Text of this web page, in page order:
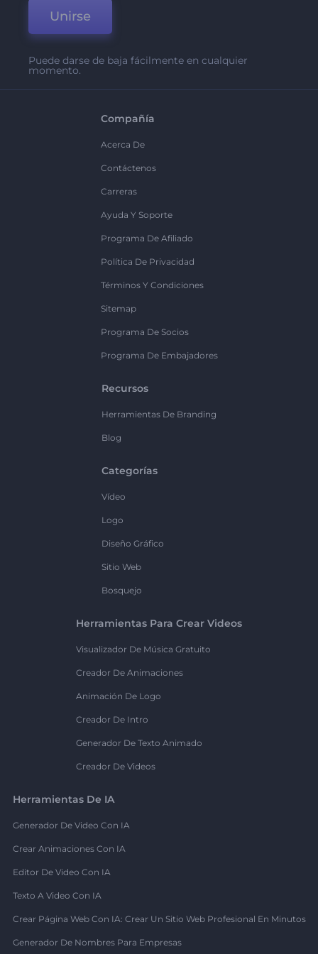
Unirse
Puede darse de baja fácilmente en cualquier
momento.
Compañía
Acerca De
Contáctenos
Carreras
Ayuda Y Soporte
Programa De Afiliado
Política De Privacidad
Términos Y Condiciones
Sitemap
Programa De Socios
Programa De Embajadores
Recursos
Herramientas De Branding
Blog
Categorías
Vídeo
Logo
Diseño Gráfico
Sitio Web
Bosquejo
Herramientas Para Crear Videos
Visualizador De Música Gratuito
Creador De Animaciones
Animación De Logo
Creador De Intro
Generador De Texto Animado
Creador De Videos
Herramientas De IA
Generador De Video Con IA
Crear Animaciones Con IA
Editor De Video Con IA
Texto A Video Con IA
Crear Página Web Con IA: Crear Un Sitio Web Profesional En Minutos
Generador De Nombres Para Empresas